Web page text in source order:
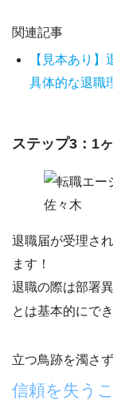
関連記事
【見本あり
具体的な退職
ステップ3：1
佐々木
退職届が受理され
ます！
退職の際は部署
とは基本的にでき
立つ鳥跡を濁さ
信頼を失う